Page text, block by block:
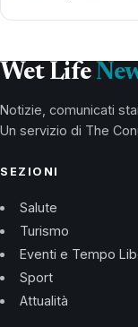
Wet Life
Notizie, comunicati
Un servizio di The
SEZIONI
Salute
Turismo
Eventi e Tempo
Sport
Attualità